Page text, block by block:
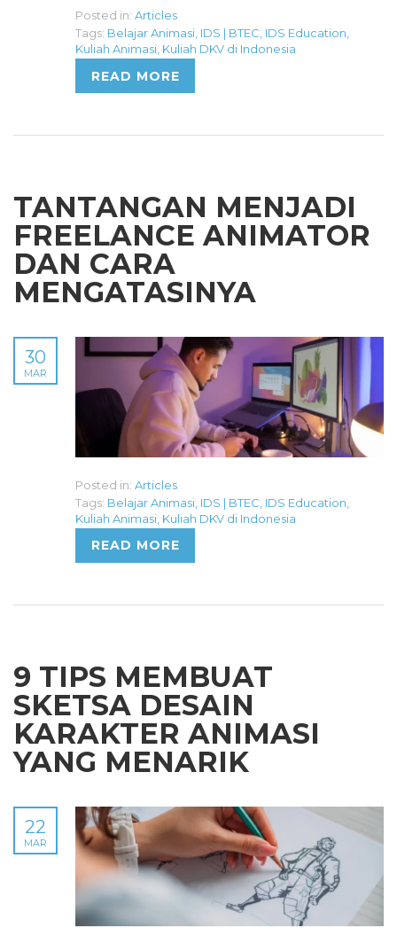
Posted in: Articles
Tags: Belajar Animasi IDS | BTEC IDS Education
Kuliah Animasi Kuliah DKV di Indonesia
READ MORE
TANTANGAN MENJADI
FREELANCE ANIMATOR
DAN CARA
MENGATASINYA
30
MAR
Posted in: Articles
Tags: Belajar Animasi IDS | BTEC IDS Education
Kuliah Animasi Kuliah DKV di Indonesia
READ MORE
9 TIPS MEMBUAT
SKETSA DESAIN
KARAKTER ANIMASI
YANG MENARIK
22
MAR